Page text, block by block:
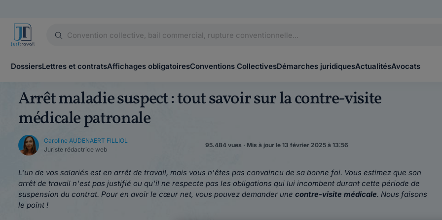
DossiersLettres et contratsAffichages obligatoiresConventions CollectivesDémarches juridiquesActualitésAvocats
Arrêt maladie suspect : tout savoir sur la contre-visite
médicale patronale
Caroline AUDENAERT FILLIOL
Juriste rédactrice web
95.484 vues · Mis à jour le 13 février 2025 à 13:56
L'un de vos salariés est en arrêt de travail, mais vous n'êtes pas convaincu de sa bonne foi. Vous estimez que son
arrêt de travail n'est pas justifié ou qu'il ne respecte pas les obligations qui lui incombent durant cette période de
suspension du contrat. Pour en avoir le cœur net, vous pouvez demander une contre-visite médicale. Nous faisons
le point !